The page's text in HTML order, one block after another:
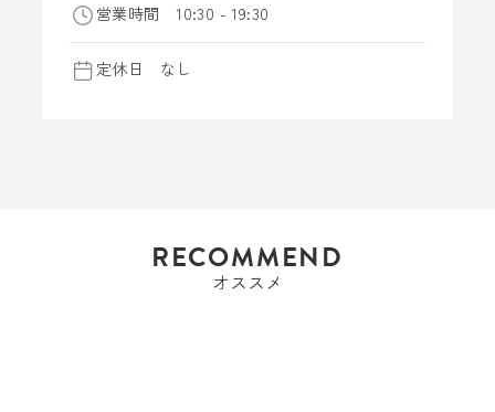
営業時間 10:30 - 19:30
定休日 なし
RECOMMEND
オススメ